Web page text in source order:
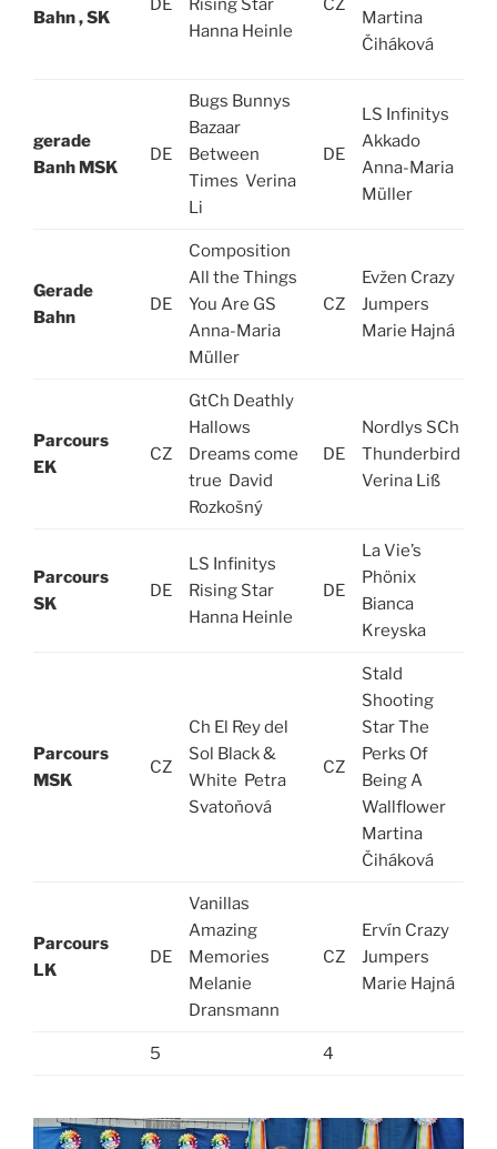
Bahn , SK
DE
Rising Star
Hanna Heinle
CZ
Martina
Čiháková
gerade
Banh MSK
DE
Bugs Bunnys
Bazaar
Between
Times Verina
Li
DE
LS Infinitys
Akkado
Anna-Maria
Müller
Gerade
Bahn
DE
Composition
All the Things
You Are GS
Anna-Maria
Müller
CZ
Evžen Crazy
Jumpers
Marie Hajná
Parcours
EK
CZ
GtCh Deathly
Hallows
Dreams come
true David
Rozkošný
DE
Nordlys SCh
Thunderbird
Verina Liß
Parcours
SK
DE
LS Infinitys
Rising Star
Hanna Heinle
DE
La Vie’s
Phönix
Bianca
Kreyska
Parcours
MSK
CZ
Ch El Rey del
Sol Black &
White Petra
Svatoňová
CZ
Stald
Shooting
Star The
Perks Of
Being A
Wallflower
Martina
Čiháková
Parcours
LK
DE
Vanillas
Amazing
Memories
Melanie
Dransmann
CZ
Ervín Crazy
Jumpers
Marie Hajná
5 4